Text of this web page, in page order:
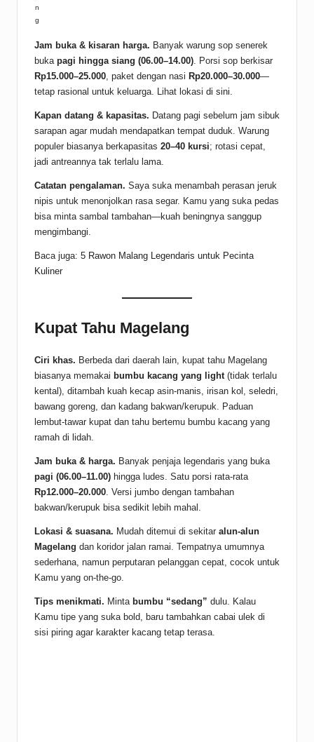
n
g
Jam buka & kisaran harga. Banyak warung sop senerek
buka pagi hingga siang (06.00–14.00). Porsi sop berkisar
Rp15.000–25.000, paket dengan nasi Rp20.000–30.000—
tetap rasional untuk keluarga. Lihat lokasi di sini.
Kapan datang & kapasitas. Datang pagi sebelum jam sibuk
sarapan agar mudah mendapatkan tempat duduk. Warung
populer biasanya berkapasitas 20–40 kursi; rotasi cepat,
jadi antreannya tak terlalu lama.
Catatan pengalaman. Saya suka menambah perasan jeruk
nipis untuk menonjolkan rasa segar. Kamu yang suka pedas
bisa minta sambal tambahan—kuah beningnya sanggup
mengimbangi.
Baca juga: 5 Rawon Malang Legendaris untuk Pecinta
Kuliner
Kupat Tahu Magelang
Ciri khas. Berbeda dari daerah lain, kupat tahu Magelang
biasanya memakai bumbu kacang yang light (tidak terlalu
kental), ditambah kuah kecap asin-manis, irisan kol, seledri,
bawang goreng, dan kadang bakwan/kerupuk. Paduan
lembut-tawar kupat dan tahu bertemu bumbu kacang yang
ramah di lidah.
Jam buka & harga. Banyak penjaja legendaris yang buka
pagi (06.00–11.00) hingga ludes. Satu porsi rata-rata
Rp12.000–20.000 . Versi jumbo dengan tambahan
bakwan/kerupuk bisa sedikit lebih mahal.
Lokasi & suasana. Mudah ditemui di sekitar alun-alun
Magelang dan koridor jalan ramai. Tempatnya umumnya
sederhana, namun perputaran pelanggan cepat, cocok untuk
Kamu yang on-the-go.
Tips menikmati. Minta bumbu “sedang” dulu. Kalau
Kamu tipe yang suka bold, baru tambahkan cabai ulek di
sisi piring agar karakter kacang tetap terasa.